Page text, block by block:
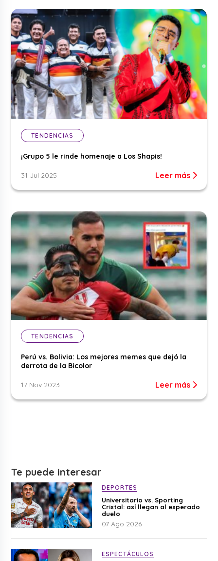
TENDENCIAS
¡Grupo 5 le rinde homenaje a Los Shapis!
31 Jul 2025 Leer más
TENDENCIAS
Perú vs. Bolivia: Los mejores memes que dejó la
derrota de la Bicolor
17 Nov 2023 Leer más
Te puede interesar
DEPORTES
Universitario vs. Sporting
Cristal: así llegan al esperado
duelo
07 Ago 2026
ESPECTÁCULOS